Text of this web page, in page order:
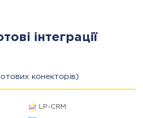
інтеграції
конекторів)
LP-CRM